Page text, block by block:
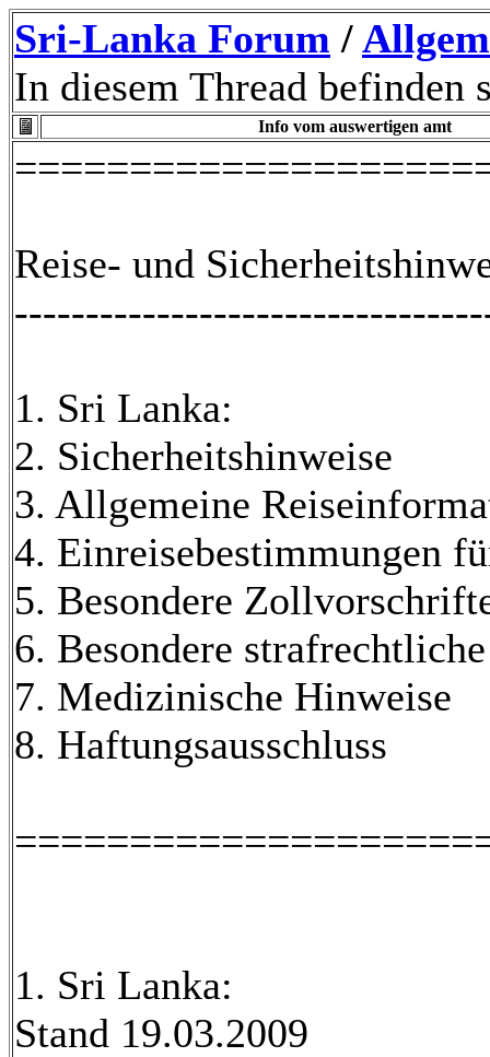
Sri-Lanka Forum /
In diesem Thread befinden
Info vom auswertigen amt
Reise- und
1. Sri Lanka:
2. Sicherheitshinweise
3. Allgemeine
4. Einreisebestimmungen
5. Besondere
6. Besondere
7. Medizinische Hinweise
8. Haftungsausschluss
1. Sri Lanka:
Stand 19.03.2009